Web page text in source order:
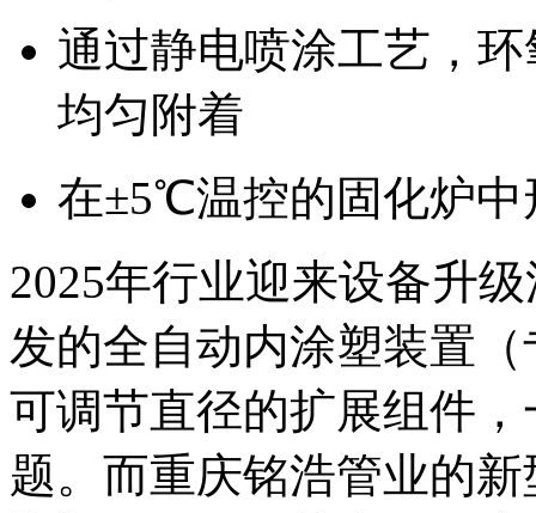
通过静电喷涂工艺，
均匀附着
在±5℃温控的固化炉中
2025年行业迎来设备升
发的全自动内涂塑装置（
可调节直径的扩展组件
题。而重庆铭浩管业的